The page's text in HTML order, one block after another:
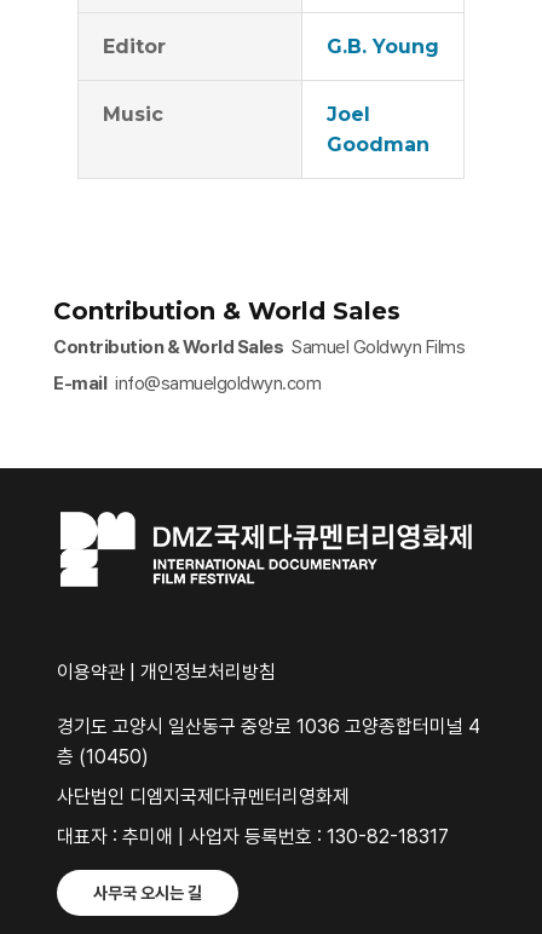
Editor G.B. Young
Music
Joel
Goodman
Contribution & World Sales
Contribution & World Sales Samuel Goldwyn Films
E-mailinfo@samuelgoldwyn.com​
이용약관 개인정보처리방침
경기도 고양시 일산동구 중앙로 1036 고양종합터미널 4
층 (10450)
사단법인 디엠지국제다큐멘터리영화제
대표자 : 추미애 | 사업자 등록번호 : 130-82-18317
사무국 오시는 길